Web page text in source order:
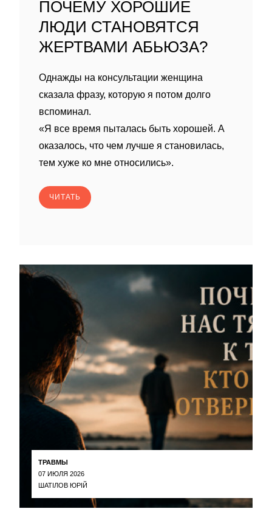
ПОЧЕМУ ХОРОШИЕ
ЛЮДИ СТАНОВЯТСЯ
ЖЕРТВАМИ АБЬЮЗА?
Однажды на консультации женщина
сказала фразу, которую я потом долго
вспоминал.
«Я все время пыталась быть хорошей. А
оказалось, что чем лучше я становилась,
тем хуже ко мне относились».
ЧИТАТЬ
ТРАВМЫ
07 ИЮЛЯ 2026
ШАТІЛОВ ЮРІЙ